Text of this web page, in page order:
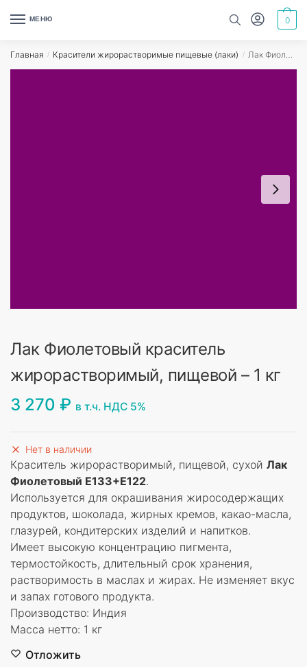
МЕНЮ 0
Главная / Красители жирорастворимые пищевые (лаки) / Лак Фиолетовый краситель жирорастворимый, пищевой – 1 кг
Лак Фиолетовый краситель
жирорастворимый, пищевой – 1 кг
3 270 ₽ в т.ч. НДС 5%
Нет в наличии
Краситель жирорастворимый, пищевой, сухой Лак
Фиолетовый Е133+E122.
Используется для окрашивания жиросодержащих
продуктов, шоколада, жирных кремов, какао-масла,
глазурей, кондитерских изделий и напитков.
Имеет высокую концентрацию пигмента,
термостойкость, длительный срок хранения,
растворимость в маслах и жирах. Не изменяет вкус
и запах готового продукта.
Производство: Индия
Масса нетто: 1 кг
Отложить